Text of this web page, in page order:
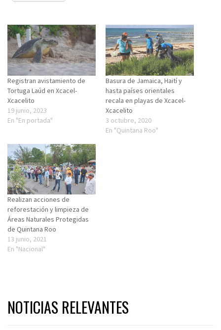
Registran avistamiento de
Tortuga Laúd en Xcacel-
Xcacelito
19 junio, 2023
En "En portada"
Basura de Jamaica, Haití y
hasta países orientales
recala en playas de Xcacel-
Xcacelito
3 octubre, 2020
En "Quintana Roo"
Realizan acciones de
reforestación y limpieza de
Áreas Naturales Protegidas
de Quintana Roo
13 junio, 2021
En "Nacional"
NOTICIAS RELEVANTES